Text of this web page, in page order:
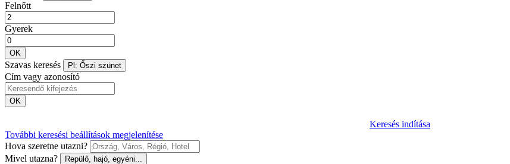
Felnőtt
Gyerek
OK
Szavas keresés Pl: Őszi szünet
Cím vagy azonosító
OK
Keresés indítása
További keresési beállítások megjelenítése
Hova szeretne utazni?
Mivel utazna?
Repülő, hajó, egyéni...